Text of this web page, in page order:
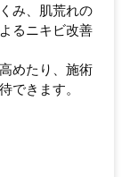
み、肌荒れの
るニキビ改善
めたり、施術
できます。